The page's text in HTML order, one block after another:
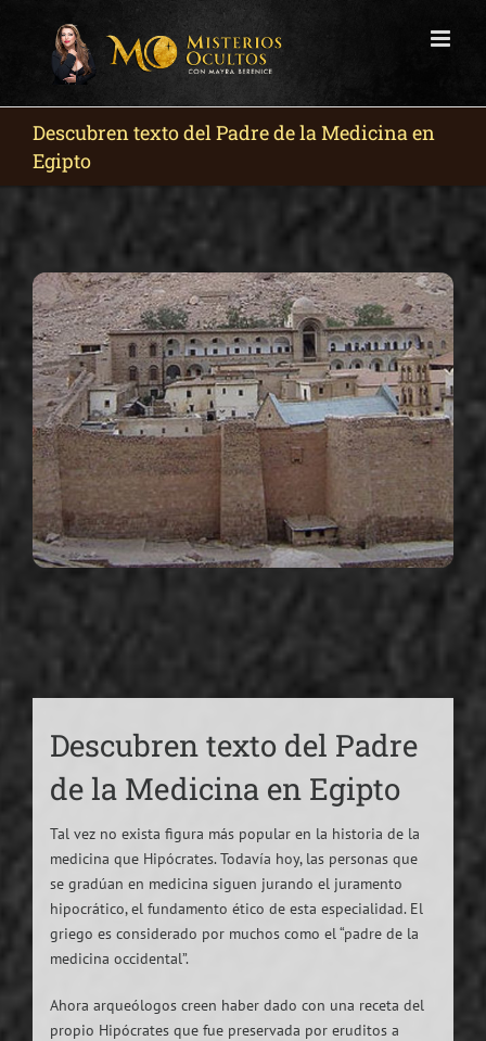
Descubren texto del Padre de la Medicina en
Egipto
Descubren texto del Padre
de la Medicina en Egipto
Tal vez no exista figura más popular en la historia de la
medicina que Hipócrates. Todavía hoy, las personas que
se gradúan en medicina siguen jurando el juramento
hipocrático, el fundamento ético de esta especialidad. El
griego es considerado por muchos como el “padre de la
medicina occidental”.
Ahora arqueólogos creen haber dado con una receta del
propio Hipócrates que fue preservada por eruditos a